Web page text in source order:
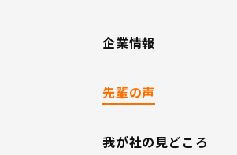
企業情報
先輩の声
我が社の見どころ